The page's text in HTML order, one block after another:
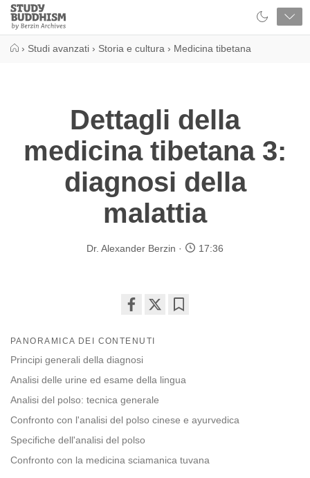
Close
Study
Buddhism
› Studi avanzati › Storia e cultura › Medicina tibetana
Dettagli della
medicina tibetana 3:
diagnosi della
malattia
Dr. Alexander Berzin 17:36
on
facebook
PANORAMICA DEI CONTENUTI
Principi generali della diagnosi
Analisi delle urine ed esame della lingua
Analisi del polso: tecnica generale
Confronto con l'analisi del polso cinese e ayurvedica
Specifiche dell'analisi del polso
Confronto con la medicina sciamanica tuvana